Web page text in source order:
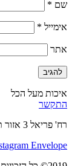
שם *
אימייל *
אתר
איכות מעל הכל
התקשר
רח' פריאל 3 אזור תעשייה מישור אדומים
Envelope